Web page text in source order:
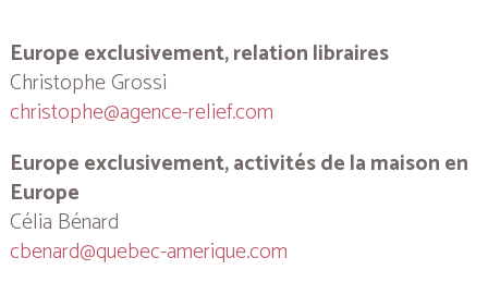
Europe exclusivement, relation libraires
Christophe Grossi
christophe@agence-relief.com
Europe exclusivement, activités de la maison en
Europe
Célia Bénard
cbenard@quebec-amerique.com